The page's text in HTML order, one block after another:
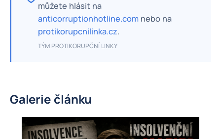
můžete hlásit na
anticorruptionhotline.com nebo na
protikorupcnilinka.cz.
TÝM PROTIKORUPČNÍ LINKY
Galerie článku